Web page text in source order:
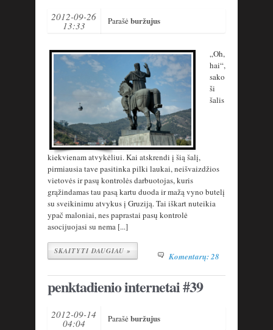
2012-09-26
13:33 Parašėburžujus
„Oh,
hai“,
sako
ši
šalis
kiekvienam atvykėliui. Kai atskrendi į šią šalį,
pirmiausia tave pasitinka pilki laukai, neišvaizdžios
vietovės ir pasų kontrolės darbuotojas, kuris
grąžindamas tau pasą kartu duoda ir mažą vyno butelį
su sveikinimu atvykus į Gruziją. Tai iškart nuteikia
ypač maloniai, nes paprastai pasų kontrolė
asocijuojasi su nema [...]
SKAITYTI DAUGIAU » Komentarų: 28
penktadienio internetai #39
2012-09-14
04:04 Parašėburžujus